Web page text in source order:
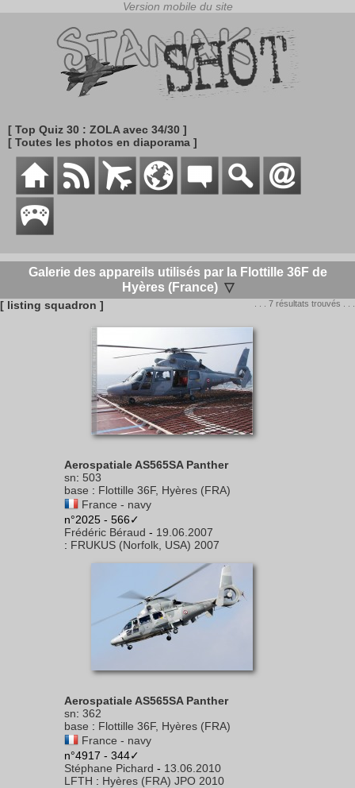
[ Top Quiz 30 : ZOLA avec 34/30 ]
[ Toutes les photos en diaporama ]
Galerie des appareils utilisés par la Flottille 36F de
Hyères (France)▽
[ listing squadron ] . . . 7 résultats trouvés . . .
Aerospatiale AS565SA Panther
sn: 503
base : Flottille 36F, Hyères (FRA)
France - navy
n°2025 - 566✓
Frédéric Béraud - 19.06.2007
: FRUKUS (Norfolk, USA) 2007
Aerospatiale AS565SA Panther
sn: 362
base : Flottille 36F, Hyères (FRA)
France - navy
n°4917 - 344✓
Stéphane Pichard - 13.06.2010
LFTH : Hyères (FRA) JPO 2010